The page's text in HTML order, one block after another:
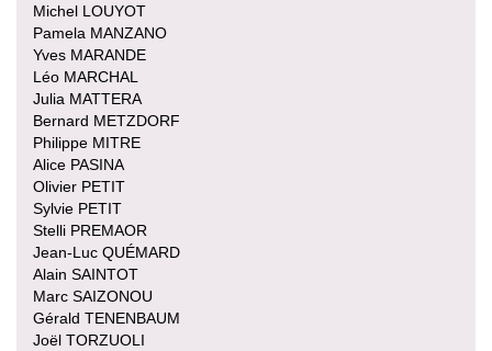
Michel LOUYOT
Pamela MANZANO
Yves MARANDE
Léo MARCHAL
Julia MATTERA
Bernard METZDORF
Philippe MITRE
Alice PASINA
Olivier PETIT
Sylvie PETIT
Stelli PREMAOR
Jean-Luc QUÉMARD
Alain SAINTOT
Marc SAIZONOU
Gérald TENENBAUM
Joël TORZUOLI